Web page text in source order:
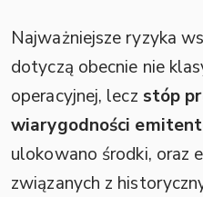
Najważniejsze ryzyka
dotyczą obecnie nie
operacyjnej, lecz stóp
wiarygodności
ulokowano środki, oraz
związanych z